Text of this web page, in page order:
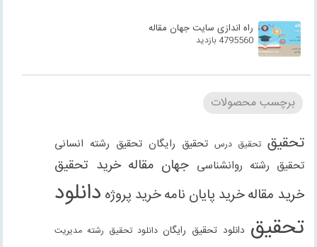
راه اندازی سایت جهان مقاله
4795560 بازدید
برچسب محصولات
تحقیق تحقیق درس تحقیق رایگان تحقیق رشته انسانی
تحقیق رشته روانشناسی جهان مقاله خرید تحقیق
خرید مقالهخرید پایان نامهخرید پروژه دانلود
تحقیق دانلود تحقیق رایگان دانلود تحقیق رشته مدیریت